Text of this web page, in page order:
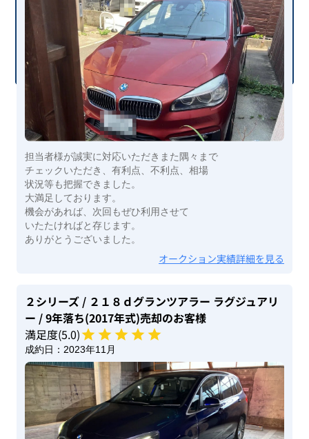
担当者様が誠実に対応いただきまた隅々まで
チェックいただき、有利点、不利点、相場
状況等も把握できました。
大満足しております。
機会があれば、次回もぜひ利用させて
いたたければと存じます。
ありがとうございました。
オークション実績詳細を見る
２シリーズ / ２１８ｄグランツアラー ラグジュアリ
ー / 9年落ち(2017年式)売却のお客様
満足度(5.0)
成約日： 2023年11月